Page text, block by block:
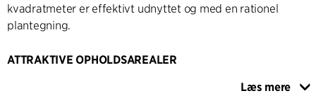
kvadratmeter er effektivt udnyttet og med en rationel
plantegning.
ATTRAKTIVE OPHOLDSAREALER
Alle lejligheder har adgang til uderum med mange
Læs mere